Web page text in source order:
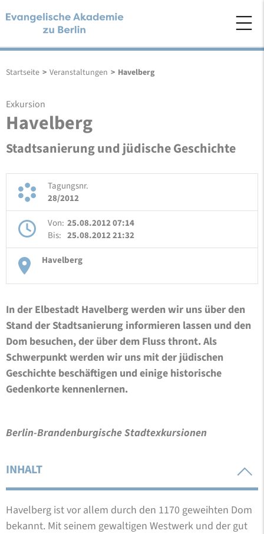
Startseite > Veranstaltungen > Havelberg
Exkursion
Havelberg
Stadtsanierung und jüdische Geschichte
Tagungsnr.
28/2012
Von: 25.08.2012 07:14
Bis: 25.08.2012 21:32
Havelberg
In der Elbestadt Havelberg werden wir uns über den
Stand der Stadtsanierung informieren lassen und den
Dom besuchen, der über dem Fluss thront. Als
Schwerpunkt werden wir uns mit der jüdischen
Geschichte beschäftigen und einige historische
Gedenkorte kennenlernen.
Berlin-Brandenburgische Stadtexkursionen
INHALT
Havelberg ist vor allem durch den 1170 geweihten Dom
bekannt. Mit seinem gewaltigen Westwerk und der gut